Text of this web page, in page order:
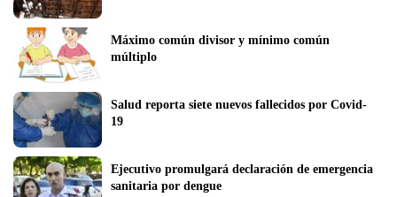
Máximo común divisor y mínimo común
múltiplo
Salud reporta siete nuevos fallecidos por Covid-
19
Ejecutivo promulgará declaración de emergencia
sanitaria por dengue